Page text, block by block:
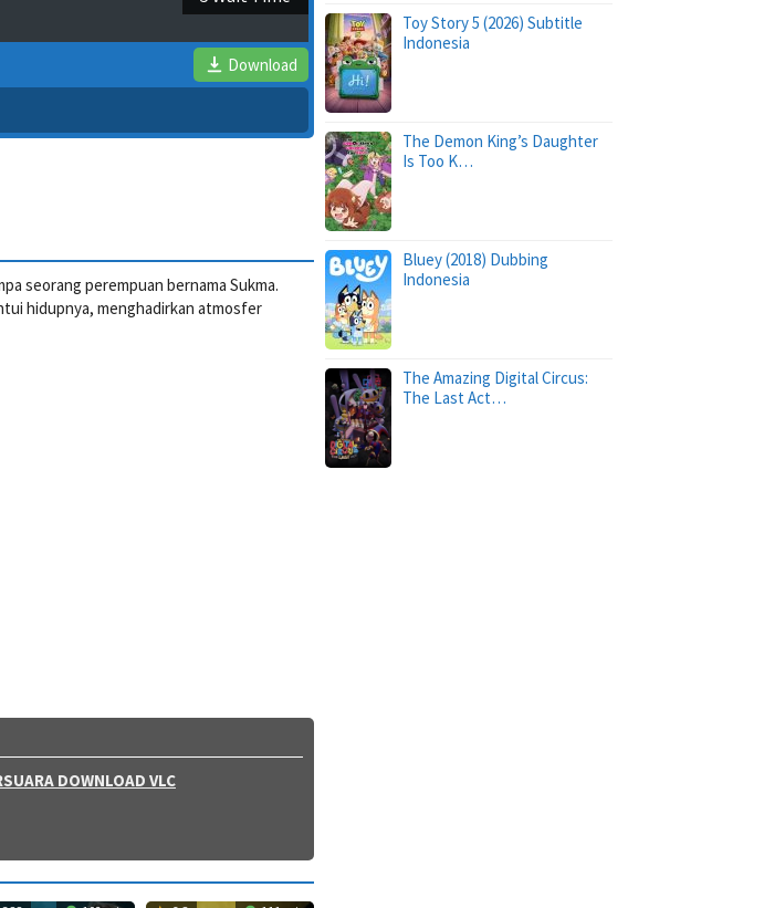
Download
seorang perempuan bernama Sukma.
hidupnya, menghadirkan atmosfer
DOWNLOAD VLC
Toy Story 5 (2026) Subtitle
Indonesia
The Demon King’s Daughter
Is Too K…
Bluey (2018) Dubbing
Indonesia
The Amazing Digital Circus:
The Last Act…